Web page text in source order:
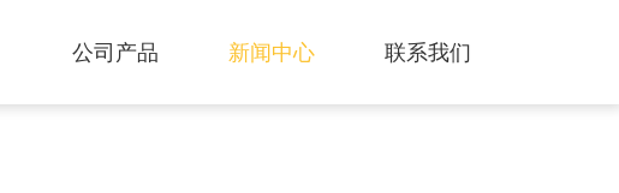
公司产品 新闻中心 联系我们